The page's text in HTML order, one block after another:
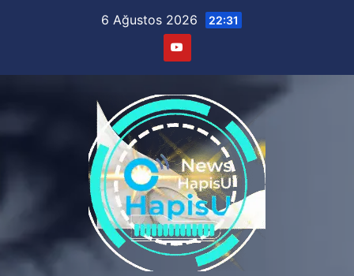
6 Ağustos 2026 22:31